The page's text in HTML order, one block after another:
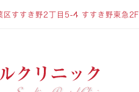
すすき野2丁目5-4 すすき野東急2F